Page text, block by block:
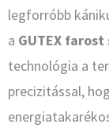
legforróbb
a GUTEX
technológia a
precizitással,